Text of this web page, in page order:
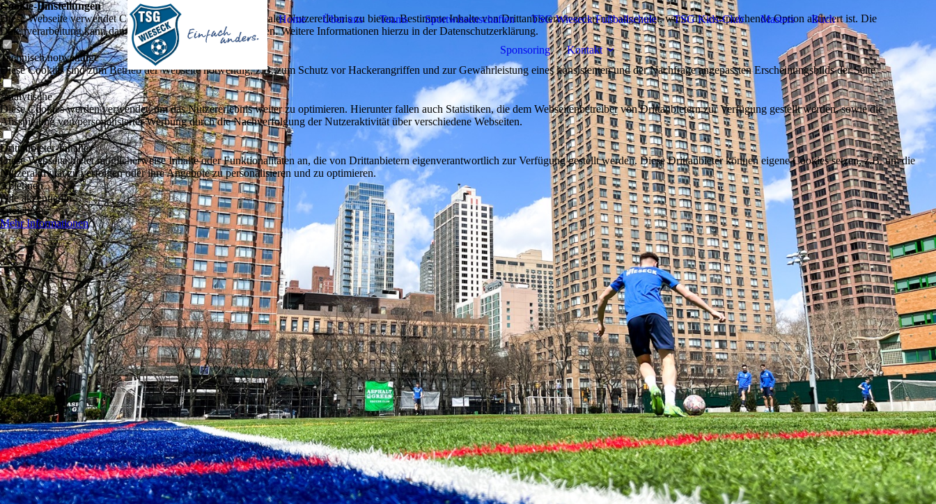
Home Über uns Teams Sportwissenschaften TSG Wieseck Fußballschule TSG Kids-Club Masters Buch
Sponsoring Kontakt
Cookie-Einstellungen
Diese Webseite verwendet Cookies, um Besuchern ein optimales Nutzererlebnis zu bieten. Bestimmte Inhalte von Drittanbietern werden nur angezeigt, wenn die entsprechende Option aktiviert ist. Die
Datenverarbeitung kann dann auch in einem Drittland erfolgen. Weitere Informationen hierzu in der Datenschutzerklärung.
Technisch notwendige
Diese Cookies sind zum Betrieb der Webseite notwendig, z.B. zum Schutz vor Hackerangriffen und zur Gewährleistung eines konsistenten und der Nachfrage angepassten Erscheinungsbilds der Seite.
Analytische
Diese Cookies werden verwendet, um das Nutzererlebnis weiter zu optimieren. Hierunter fallen auch Statistiken, die dem Webseitenbetreiber von Drittanbietern zur Verfügung gestellt werden, sowie die
Ausspielung von personalisierter Werbung durch die Nachverfolgung der Nutzeraktivität über verschiedene Webseiten.
Drittanbieter-Inhalte
Diese Webseite bietet möglicherweise Inhalte oder Funktionalitäten an, die von Drittanbietern eigenverantwortlich zur Verfügung gestellt werden. Diese Drittanbieter können eigene Cookies setzen, z.B. um die
Nutzeraktivität zu verfolgen oder ihre Angebote zu personalisieren und zu optimieren.
Ablehnen
Alle akzeptieren
Speichern
Mehr Informationen